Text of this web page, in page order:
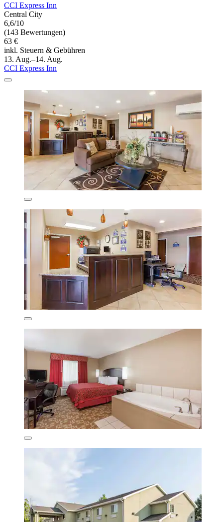
CCI Express Inn
Central City
6,6/10
(143 Bewertungen)
63 €
inkl. Steuern & Gebühren
13. Aug.–14. Aug.
CCI Express Inn